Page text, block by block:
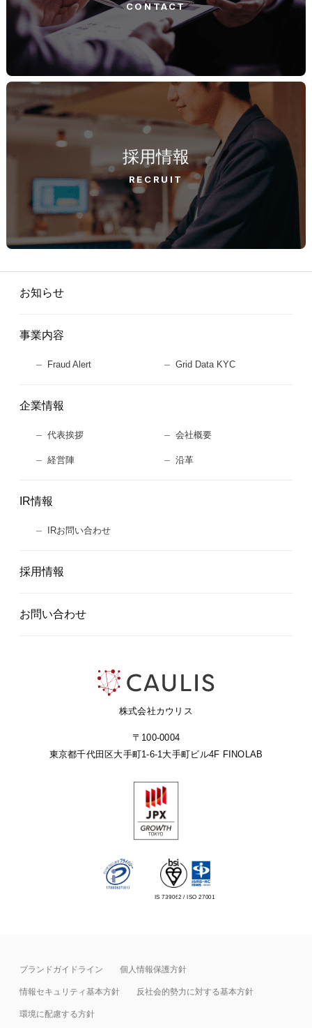
CONTACT
採用情報
RECRUIT
株式会社カウリス
〒100-0004
東京都千代田区大手町1-6-1 大手町ビル4F FINOLAB
お知らせ
事業内容
Fraud Alert Grid Data KYC
企業情報
代表挨拶 会社概要
経営陣 沿革
IR情報
IRお問い合わせ
採用情報
お問い合わせ
IS 739062 / ISO 27001
ブランドガイドライン 個人情報保護方針
情報セキュリティ基本⽅針 反社会的勢力に対する基本方針
環境に配慮する方針